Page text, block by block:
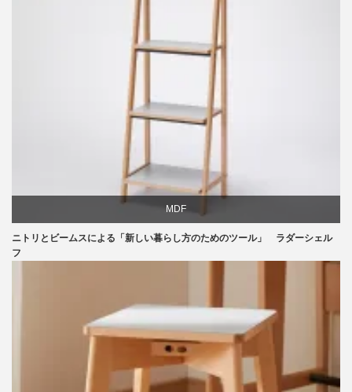
MDF
ライフスタイル
家具
ニトリとビームスによる「新しい暮らし方のためのツール」 ラダーシェル
フ